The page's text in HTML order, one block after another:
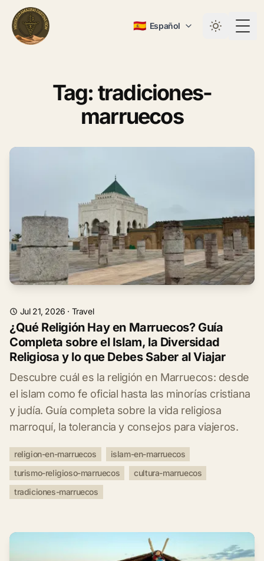
🇪🇸 Español
Tag: tradiciones-
marruecos
Jul 21, 2026 · Travel
¿Qué Religión Hay en Marruecos? Guía
Completa sobre el Islam, la Diversidad
Religiosa y lo que Debes Saber al Viajar
Descubre cuál es la religión en Marruecos: desde
el islam como fe oficial hasta las minorías cristiana
y judía. Guía completa sobre la vida religiosa
marroquí, la tolerancia y consejos para viajeros.
religion-en-marruecos
islam-en-marruecos
turismo-religioso-marruecos
cultura-marruecos
tradiciones-marruecos